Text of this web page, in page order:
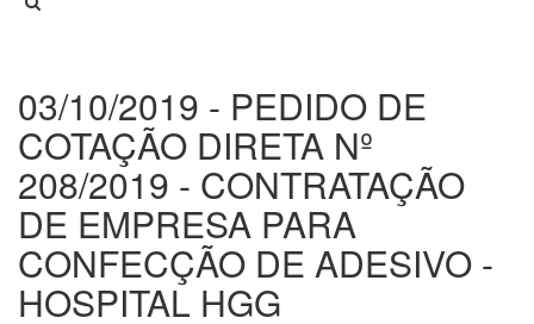
03/10/2019 - PEDIDO DE
COTAÇÃO DIRETA Nº
208/2019 - CONTRATAÇÃO
DE EMPRESA PARA
CONFECÇÃO DE ADESIVO -
HOSPITAL HGG